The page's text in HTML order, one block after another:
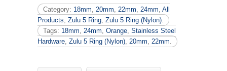
Category: 18mm 20mm 22mm 24mm All
Products Zulu 5 Ring Zulu 5 Ring (Nylon)
Tags: 18mm 24mm Orange Stainless Steel
Hardware Zulu 5 Ring (Nylon) 20mm 22mm